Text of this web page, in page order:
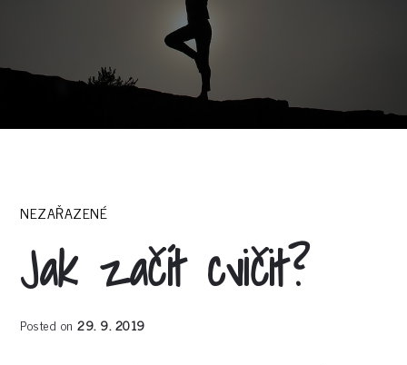
NEZAŘAZENÉ
Jak začít cvičit?
Posted on29. 9. 2019